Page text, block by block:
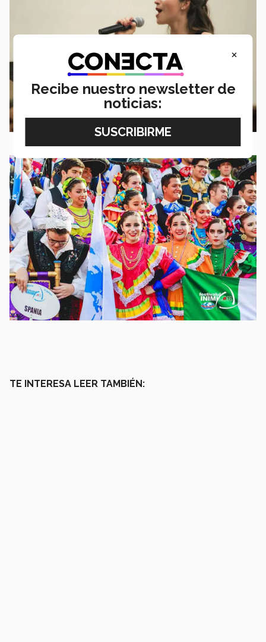
TE INTERESA LEER TAMBIÉN:
×
Recibe nuestro newsletter de
noticias: